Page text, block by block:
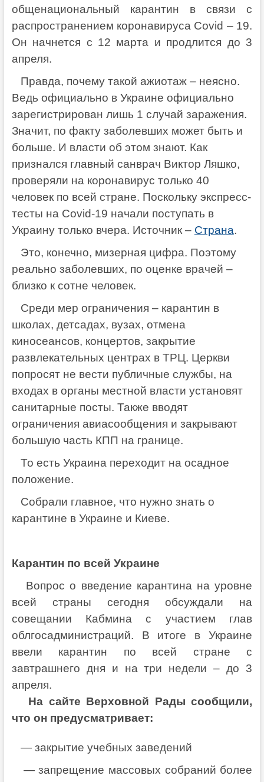
общенациональный карантин в связи с
распространением коронавируса Covid – 19.
Он начнется с 12 марта и продлится до 3
апреля.
Правда, почему такой ажиотаж – неясно.
Ведь официально в Украине официально
зарегистрирован лишь 1 случай заражения.
Значит, по факту заболевших может быть и
больше. И власти об этом знают. Как
признался главный санврач Виктор Ляшко,
проверяли на коронавирус только 40
человек по всей стране. Поскольку экспресс-
тесты на Covid-19 начали поступать в
Украину только вчера. Источник – Страна.
Это, конечно, мизерная цифра. Поэтому
реально заболевших, по оценке врачей –
близко к сотне человек.
Среди мер ограничения – карантин в
школах, детсадах, вузах, отмена
киносеансов, концертов, закрытие
развлекательных центрах в ТРЦ. Церкви
попросят не вести публичные службы, на
входах в органы местной власти установят
санитарные посты. Также вводят
ограничения авиасообщения и закрывают
большую часть КПП на границе.
То есть Украина переходит на осадное
положение.
Собрали главное, что нужно знать о
карантине в Украине и Киеве.
Карантин по всей Украине
Вопрос о введение карантина на уровне
всей страны сегодня обсуждали на
совещании Кабмина с участием глав
облгосадминистраций. В итоге в Украине
ввели карантин по всей стране с
завтрашнего дня и на три недели – до 3
апреля.
На сайте Верховной Рады сообщили,
что он предусматривает:
— закрытие учебных заведений
— запрещение массовых собраний более